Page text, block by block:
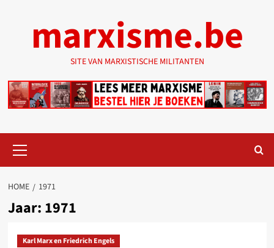
marxisme.be
SITE VAN MARXISTISCHE MILITANTEN
menu
HOME 1971
Jaar: 1971
Karl Marx en Friedrich Engels